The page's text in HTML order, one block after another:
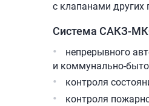
с клапанами других
Система САКЗ-
непрерывного
и коммунально-
контроля
контроля